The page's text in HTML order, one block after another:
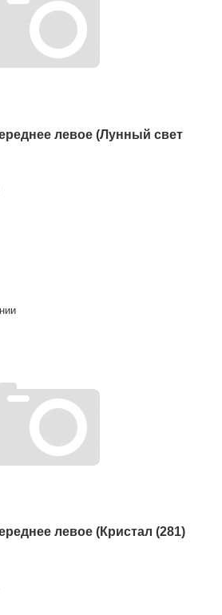
левое (Лунный свет
левое (Кристал (281)